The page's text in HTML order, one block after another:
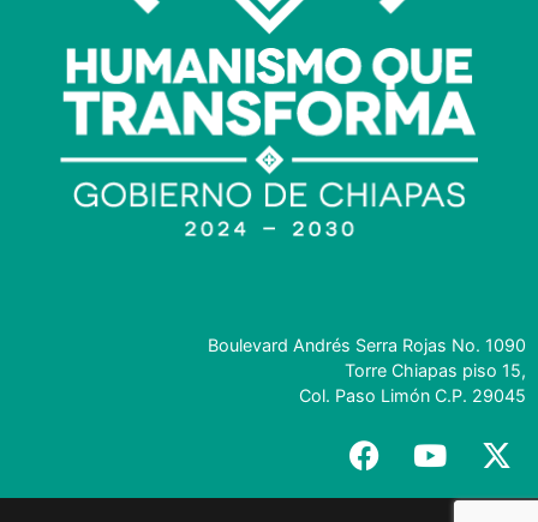
Boulevard Andrés Serra Rojas No. 1090
Torre Chiapas piso 15,
Col. Paso Limón C.P. 29045